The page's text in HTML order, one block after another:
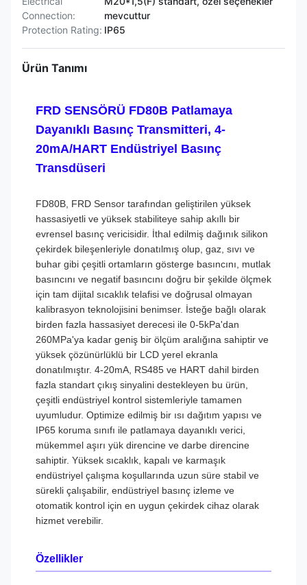
Connection:
mevcuttur
Protection Rating: IP65
Ürün Tanımı
FRD SENSÖRÜ FD80B Patlamaya
Dayanıklı Basınç Transmitteri, 4-
20mA/HART Endüstriyel Basınç
Transdüseri
FD80B, FRD Sensor tarafından geliştirilen yüksek
hassasiyetli ve yüksek stabiliteye sahip akıllı bir
evrensel basınç vericisidir. İthal edilmiş dağınık silikon
çekirdek bileşenleriyle donatılmış olup, gaz, sıvı ve
buhar gibi çeşitli ortamların gösterge basıncını, mutlak
basıncını ve negatif basıncını doğru bir şekilde ölçmek
için tam dijital sıcaklık telafisi ve doğrusal olmayan
kalibrasyon teknolojisini benimser. İsteğe bağlı olarak
birden fazla hassasiyet derecesi ile 0-5kPa'dan
260MPa'ya kadar geniş bir ölçüm aralığına sahiptir ve
yüksek çözünürlüklü bir LCD yerel ekranla
donatılmıştır. 4-20mA, RS485 ve HART dahil birden
fazla standart çıkış sinyalini destekleyen bu ürün,
çeşitli endüstriyel kontrol sistemleriyle tamamen
uyumludur. Optimize edilmiş bir ısı dağıtım yapısı ve
IP65 koruma sınıfı ile patlamaya dayanıklı verici,
mükemmel aşırı yük direncine ve darbe direncine
sahiptir. Yüksek sıcaklık, kapalı ve karmaşık
endüstriyel çalışma koşullarında uzun süre stabil ve
sürekli çalışabilir, endüstriyel basınç izleme ve
otomatik kontrol için en uygun çekirdek cihaz olarak
hizmet verebilir.
Özellikler